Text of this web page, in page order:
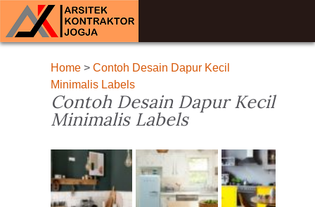
Home> Contoh Desain Dapur Kecil
Minimalis Labels
Contoh Desain Dapur Kecil
Minimalis Labels